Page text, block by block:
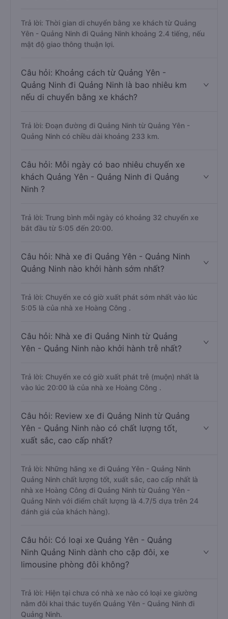
Trả lời: Thời gian di chuyển bằng xe khách từ Quảng
Yên - Quảng Ninh đi Quảng Ninh khoảng 2.4 tiếng, nếu
mật độ giao thông thuận lợi.
Câu hỏi: Khoảng cách từ Quảng Yên -
Quảng Ninh đi Quảng Ninh là bao nhiêu km
nếu di chuyển bằng xe khách?
Trả lời: Đoạn đường đi Quảng Ninh từ Quảng Yên -
Quảng Ninh có chiều dài khoảng 233 km.
Câu hỏi: Mỗi ngày có bao nhiêu chuyến xe
khách Quảng Yên - Quảng Ninh đi Quảng
Ninh ?
Trả lời: Trung bình mỗi ngày có khoảng 32 chuyến xe
bắt đầu từ 5:05 đến 20:00.
Câu hỏi: Nhà xe đi Quảng Yên - Quảng Ninh
Quảng Ninh nào khởi hành sớm nhất?
Trả lời: Chuyến xe có giờ xuất phát sớm nhất vào lúc
5:05 là của nhà xe Hoàng Công .
Câu hỏi: Nhà xe đi Quảng Ninh từ Quảng
Yên - Quảng Ninh nào khởi hành trễ nhất?
Trả lời: Chuyến xe có giờ xuất phát trễ (muộn) nhất là
vào lúc 20:00 là của nhà xe Hoàng Công .
Câu hỏi: Review xe đi Quảng Ninh từ Quảng
Yên - Quảng Ninh nào có chất lượng tốt,
xuất sắc, cao cấp nhất?
Trả lời: Những hãng xe đi Quảng Yên - Quảng Ninh
Quảng Ninh chất lượng tốt, xuất sắc, cao cấp nhất là
nhà xe Hoàng Công đi Quảng Ninh từ Quảng Yên -
Quảng Ninh với điểm chất lượng là 4.7/5 dựa trên 24
đánh giá của khách hàng).
Câu hỏi: Có loại xe Quảng Yên - Quảng
Ninh Quảng Ninh dành cho cặp đôi, xe
limousine phòng đôi không?
Trả lời: Hiện tại chưa có nhà xe nào có loại xe giường
nằm đôi khai thác tuyến Quảng Yên - Quảng Ninh đi
Quảng Ninh.